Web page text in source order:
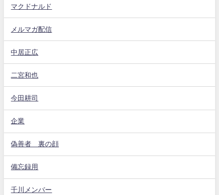
マクドナルド
メルマガ配信
中居正広
二宮和也
今田耕司
企業
偽善者 裏の顔
備忘録用
千川メンバー